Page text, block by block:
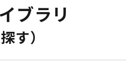
ブラリ
す）